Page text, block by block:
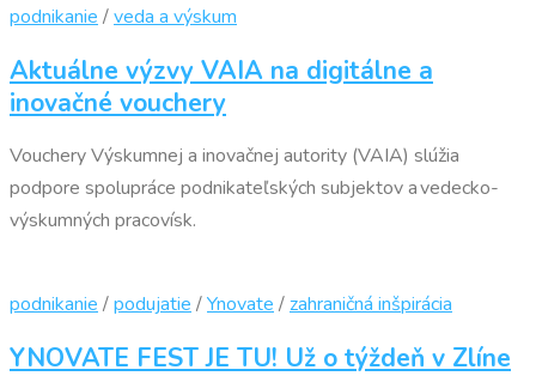
podnikanie /veda a výskum
Aktuálne výzvy VAIA na digitálne a
inovačné vouchery
Vouchery Výskumnej a inovačnej autority (VAIA) slúžia
podpore spolupráce podnikateľských subjektov a vedecko-
výskumných pracovísk.
podnikanie /podujatie /Ynovate /zahraničná inšpirácia
YNOVATE FEST JE TU! Už o týždeň v Zlíne